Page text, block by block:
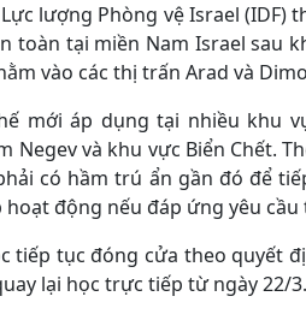
lượng Phòng vệ Israel (IDF)
toàn tại miền Nam Israel sau
vào các thị trấn Arad và
mới áp dụng tại nhiều khu
Negev và khu vực Biển Chết.
có hầm trú ẩn gần đó để
hoạt động nếu đáp ứng yêu
tiếp tục đóng cửa theo quyết
lại học trực tiếp từ ngày 22/3.